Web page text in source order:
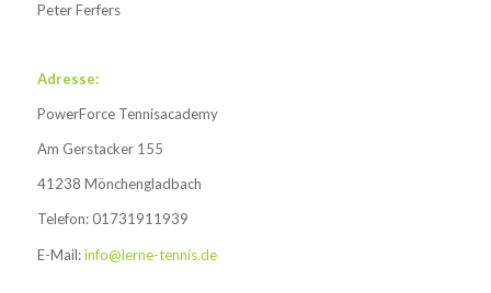
Peter Ferfers
Adresse:
PowerForce Tennisacademy
Am Gerstacker 155
41238 Mönchengladbach
Telefon: 01731911939
E-Mail:info@lerne-tennis.de